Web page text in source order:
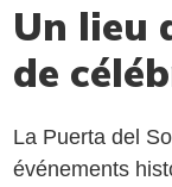
Un lieu
de
La Puerta del
événements